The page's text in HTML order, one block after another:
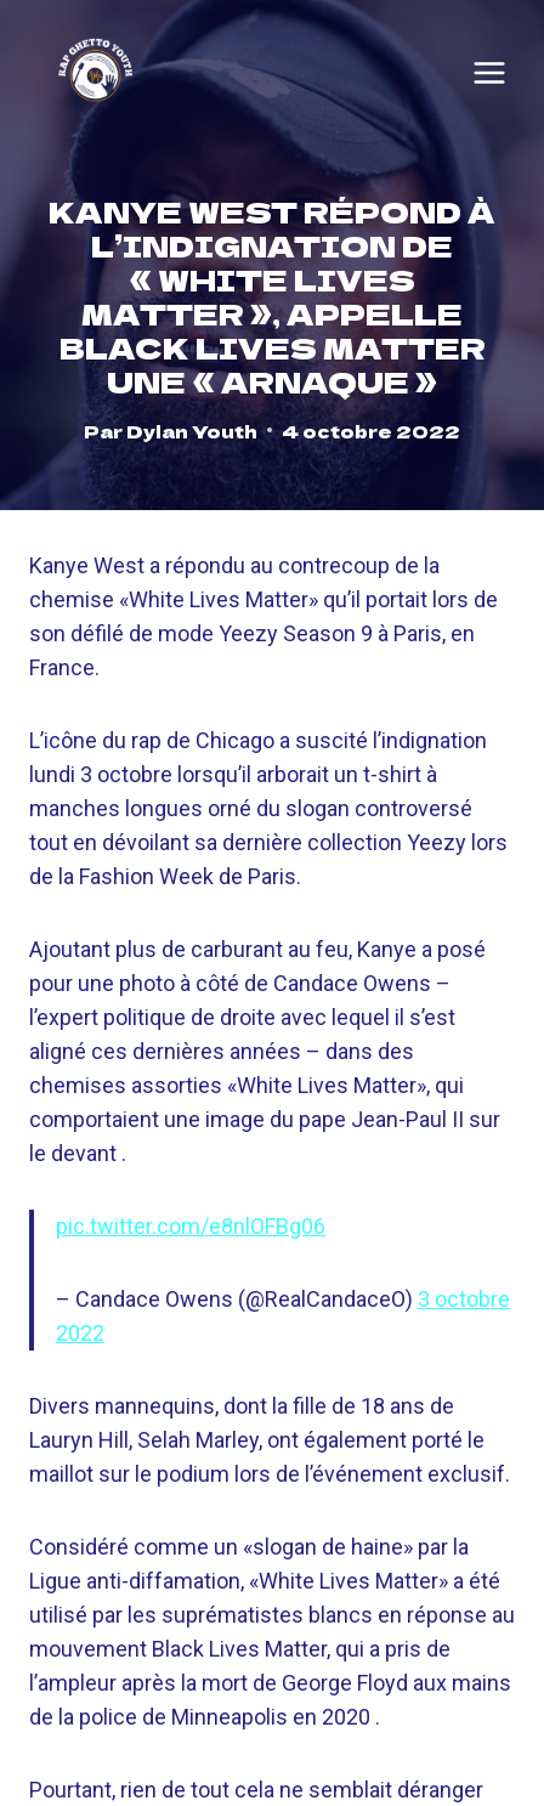
content
KANYE WEST RÉPOND À
L’INDIGNATION DE
« WHITE LIVES
MATTER », APPELLE
BLACK LIVES MATTER
UNE « ARNAQUE »
ParDylan Youth 4 octobre 2022
Kanye West a répondu au contrecoup de la
chemise «White Lives Matter» qu’il portait lors de
son défilé de mode Yeezy Season 9 à Paris, en
France.
L’icône du rap de Chicago a suscité l’indignation
lundi 3 octobre lorsqu’il arborait un t-shirt à
manches longues orné du slogan controversé
tout en dévoilant sa dernière collection Yeezy lors
de la Fashion Week de Paris.
Ajoutant plus de carburant au feu, Kanye a posé
pour une photo à côté de Candace Owens –
l’expert politique de droite avec lequel il s’est
aligné ces dernières années – dans des
chemises assorties «White Lives Matter», qui
comportaient une image du pape Jean-Paul II sur
le devant .
pic.twitter.com/e8nlOFBg06
– Candace Owens (@RealCandaceO) 3 octobre
2022
Divers mannequins, dont la fille de 18 ans de
Lauryn Hill, Selah Marley, ont également porté le
maillot sur le podium lors de l’événement exclusif.
Considéré comme un «slogan de haine» par la
Ligue anti-diffamation, «White Lives Matter» a été
utilisé par les suprématistes blancs en réponse au
mouvement Black Lives Matter, qui a pris de
l’ampleur après la mort de George Floyd aux mains
de la police de Minneapolis en 2020 .
Pourtant, rien de tout cela ne semblait déranger